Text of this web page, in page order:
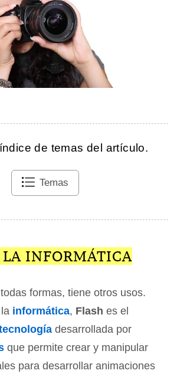
de temas del artículo.
Temas
LA INFORMÁTICA
formas, tiene otros usos.
informática, Flash es el
desarrollada por
que permite crear y manipular
para desarrollar animaciones